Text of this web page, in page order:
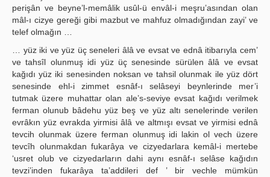
perişân ve beyne’l-memâlik usûl-ü envâl-i meşru’asından olan
mâl-ı cizye gereği gibi mazbut ve mahfuz olmadığından zayi’ ve
telef olmağın …
… yüz iki ve yüz üç seneleri âlâ ve evsat ve ednâ itibarıyla cem’
ve tahsîl olunmuş idi yüz üç senesinde sürülen âlâ ve evsat
kağıdı yüz iki senesinden noksan ve tahsil olunmak ile yüz dört
senesinde ehl-i zimmet esnâf-ı selâseyi beynlerinde mer’i
tutmak üzere muhattar olan ale’s-seviye evsat kağıdı verilmek
ferman olunub bâdehu yüz beş ve yüz altı senelerinde verilen
evrâkın yüz evrakda yirmisi âlâ ve altmışı evsat ve yirmisi ednâ
tevcih olunmak üzere ferman olunmuş idi lakin ol vech üzere
tevcîh olunmakdan fukarâya ve cizyedarlara kemâl-i mertebe
‘usret olub ve cizyedarların dahi aynı esnâf-ı selâse kağıdın
tevzi’inden fukarâya ta’addileri def ’ bir vechle mümkün